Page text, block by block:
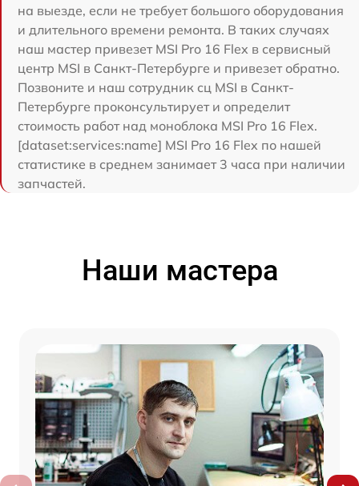
на выезде, если не требует большого оборудования
и длительного времени ремонта. В таких случаях
наш мастер привезет MSI Pro 16 Flex в сервисный
центр MSI в Санкт-Петербурге и привезет обратно.
Позвоните и наш сотрудник сц MSI в Санкт-
Петербурге проконсультирует и определит
стоимость работ над моноблока MSI Pro 16 Flex.
[dataset:services:name] MSI Pro 16 Flex по нашей
статистике в среднем занимает 3 часа при наличии
запчастей.
Наши мастера